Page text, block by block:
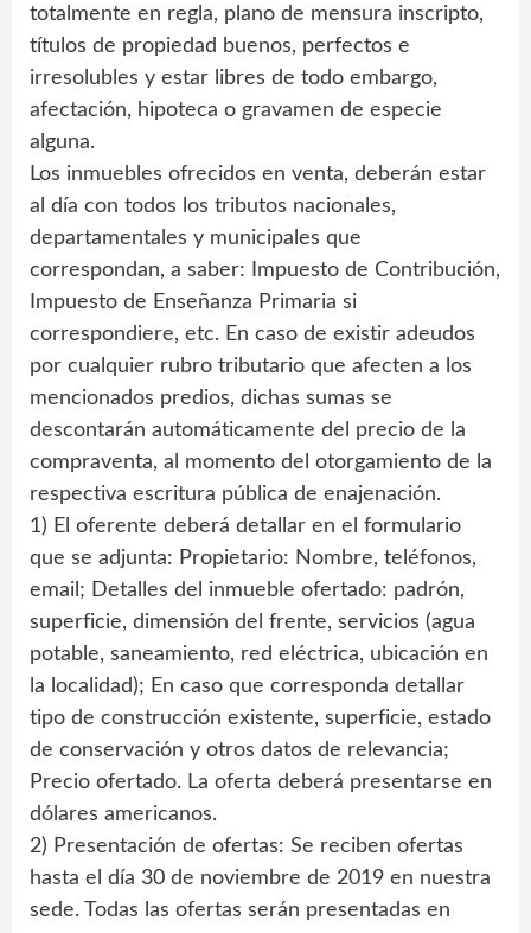
totalmente en regla, plano de mensura inscripto,
títulos de propiedad buenos, perfectos e
irresolubles y estar libres de todo embargo,
afectación, hipoteca o gravamen de especie
alguna.
Los inmuebles ofrecidos en venta, deberán estar
al día con todos los tributos nacionales,
departamentales y municipales que
correspondan, a saber: Impuesto de Contribución,
Impuesto de Enseñanza Primaria si
correspondiere, etc. En caso de existir adeudos
por cualquier rubro tributario que afecten a los
mencionados predios, dichas sumas se
descontarán automáticamente del precio de la
compraventa, al momento del otorgamiento de la
respectiva escritura pública de enajenación.
1) El oferente deberá detallar en el formulario
que se adjunta: Propietario: Nombre, teléfonos,
email; Detalles del inmueble ofertado: padrón,
superficie, dimensión del frente, servicios (agua
potable, saneamiento, red eléctrica, ubicación en
la localidad); En caso que corresponda detallar
tipo de construcción existente, superficie, estado
de conservación y otros datos de relevancia;
Precio ofertado. La oferta deberá presentarse en
dólares americanos.
2) Presentación de ofertas: Se reciben ofertas
hasta el día 30 de noviembre de 2019 en nuestra
sede. Todas las ofertas serán presentadas en